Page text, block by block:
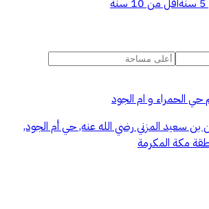
أقل من 10 سنة
حي الحمراء و ام الجود
بن سعيد المزني رضي الله عنه, حي أم الجود,
مكة المكرمة